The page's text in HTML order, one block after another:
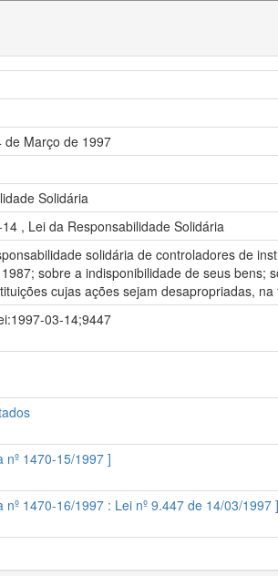
de Março de 1997
Solidária
, Lei da Responsabilidade Solidária
solidária de controladores de
sobre a indisponibilidade de seus
cujas ações sejam desapropriadas,
03-14;9447
nº 1470-15/1997 ]
nº 1470-16/1997 : Lei nº 9.447 de 14/03/1997 ]